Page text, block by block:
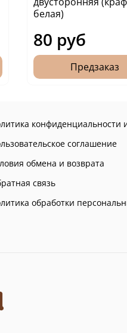
белая)
80 руб
Предзаказ
конфиденциальности
соглашение
обмена и возврата
связь
обработки